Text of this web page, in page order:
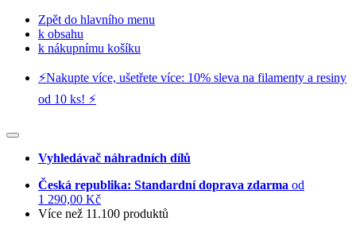
Zpět do hlavního menu
k obsahu
k nákupnímu košíku
⚡️Nakupte více, ušetřete více: 10% sleva na filamenty a resiny
od 10 ks! ⚡️
Vyhledávač náhradních dílů
Česká republika: Standardní doprava zdarma od
1 290,00 Kč
Více než 11.100 produktů